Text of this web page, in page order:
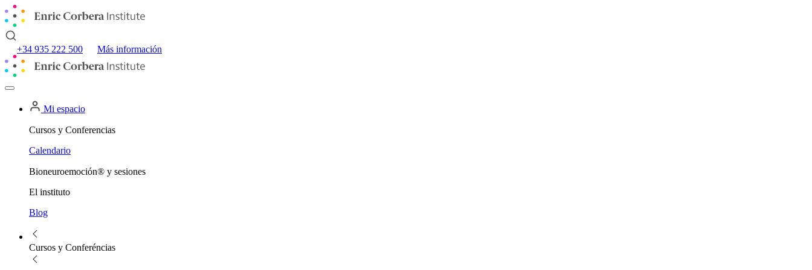
+34 935 222 500 Más información
Mi espacio
Cursos y Conferencias
Calendario
Bioneuroemoción® y sesiones
El instituto
Blog
Cursos y Conferéncias